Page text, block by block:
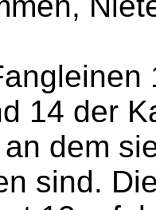
14 der
dem
sind.